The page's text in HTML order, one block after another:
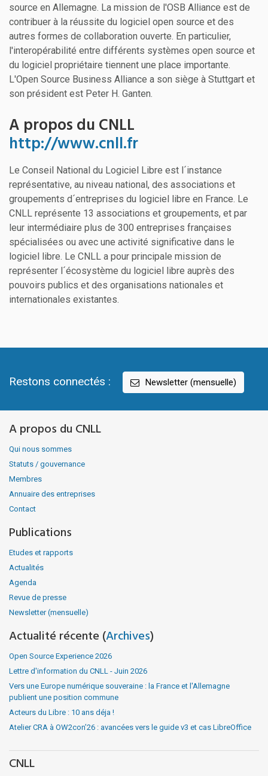
source en Allemagne. La mission de l'OSB Alliance est de
contribuer à la réussite du logiciel open source et des
autres formes de collaboration ouverte. En particulier,
l'interopérabilité entre différents systèmes open source et
du logiciel propriétaire tiennent une place importante.
L'Open Source Business Alliance a son siège à Stuttgart et
son président est Peter H. Ganten.
A propos du CNLL
http://www.cnll.fr
Le Conseil National du Logiciel Libre est l´instance
représentative, au niveau national, des associations et
groupements d´entreprises du logiciel libre en France. Le
CNLL représente 13 associations et groupements, et par
leur intermédiaire plus de 300 entreprises françaises
spécialisées ou avec une activité significative dans le
logiciel libre. Le CNLL a pour principale mission de
représenter l´écosystème du logiciel libre auprès des
pouvoirs publics et des organisations nationales et
internationales existantes.
Restons connectés : Newsletter (mensuelle)
A propos du CNLL
Qui nous sommes
Statuts / gouvernance
Membres
Annuaire des entreprises
Contact
Publications
Etudes et rapports
Actualités
Agenda
Revue de presse
Newsletter (mensuelle)
Actualité récente (Archives)
Open Source Experience 2026
Lettre d'information du CNLL - Juin 2026
Vers une Europe numérique souveraine : la France et l'Allemagne
publient une position commune
Acteurs du Libre : 10 ans déja !
Atelier CRA à OW2con’26 : avancées vers le guide v3 et cas LibreOffice
CNLL